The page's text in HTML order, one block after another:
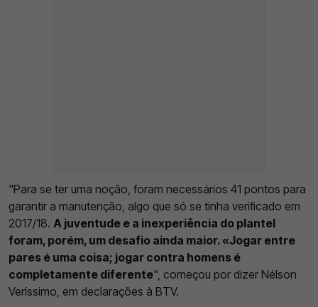
"Para se ter uma noção, foram necessários 41 pontos para
garantir a manutenção, algo que só se tinha verificado em
2017/18. A juventude e a inexperiência do plantel
foram, porém, um desafio ainda maior. «Jogar entre
pares é uma coisa; jogar contra homens é
completamente diferente", começou por dizer Nélson
Veríssimo, em declarações à BTV.